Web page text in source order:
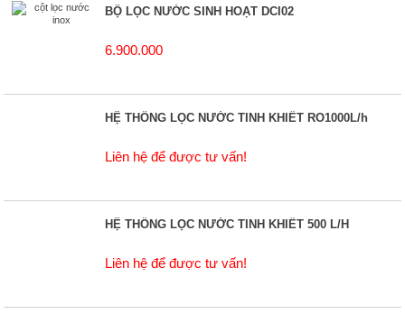
BỘ LỌC NƯỚC SINH HOẠT DCI02
6.900.000
HỆ THỐNG LỌC NƯỚC TINH KHIẾT RO1000L/h
Liên hệ để được tư vấn!
HỆ THỐNG LỌC NƯỚC TINH KHIẾT 500 L/H
Liên hệ để được tư vấn!